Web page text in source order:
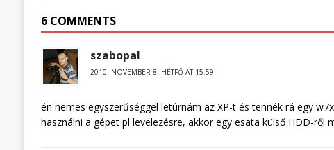
6 COMMENTS
szabopal
2010. NOVEMBER 8. HÉTFŐ AT 15:59
én nemes egyszerűséggel letúrnám az XP-t és tennék rá egy
használni a gépet pl levelezésre, akkor egy esata külső HDD-ről